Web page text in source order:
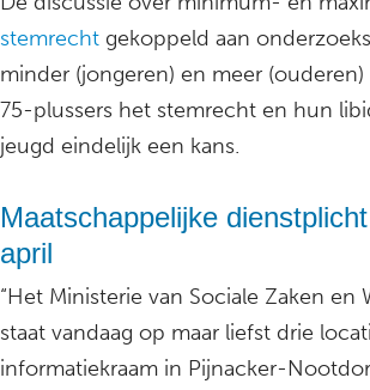
stemrecht gekoppeld aan
minder (jongeren) en meer
75-plussers het stemrecht en hun
jeugd eindelijk een kans.
Maatschappelijke
april
“Het Ministerie van Sociale Zaken en
staat vandaag op maar liefst drie
informatiekraam in Pijnacker-